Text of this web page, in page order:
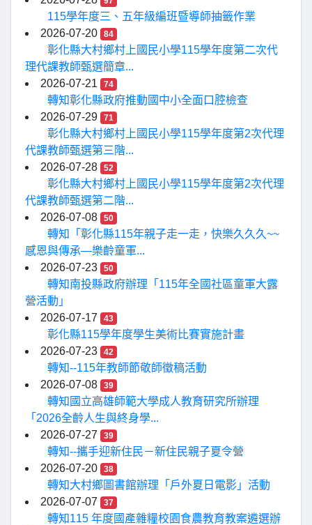
115學年度三、五年級編班暨導師抽籤作業
2026-07-20
84
彰化縣大村鄉村上國民小學115學年度第二次代
理代課教師甄選簡章...
2026-07-21
74
轉知彰化縣政府推動國中小全面口腔檢查
2026-07-29
71
彰化縣大村鄉村上國民小學115學年度第2次代理
代課教師甄選第三階...
2026-07-28
52
彰化縣大村鄉村上國民小學115學年度第2次代理
代課教師甄選第二階...
2026-07-08
50
轉知「彰化縣115年親子走一走，快樂久久久~~
感恩與傳承—樂齡童軍...
2026-07-23
50
轉知南投縣政府辦理「115年全國社區童軍大露
營活動」
2026-07-17
43
彰化縣115學年度學生美術比賽實施計畫
2026-07-23
42
轉知--115年教師節敬師徵稿活動
2026-07-08
39
轉知國立高雄師範大學成人教育研究所辦理
「2026全齡人生與終身學...
2026-07-27
39
轉知--攜手迎新住民－新住民親子夏令營
2026-07-20
38
轉知大村鄉圖書館辦理「戶外夏日電影」活動
2026-07-07
37
轉知115 年度國產雜糧校園食農教育教案遴選辦